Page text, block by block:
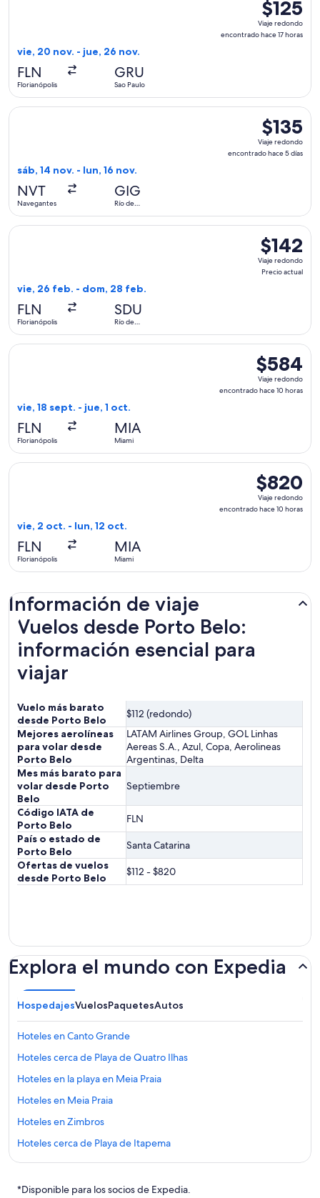
$125
Viaje
redondo,
$125
Viaje redondo
encontrado hace 17 horas
vie, 20 nov. - jue, 26 nov.
FLN
Florianópolis
GRU
Sao Paulo
$135
Viaje
redondo,
$135
Viaje redondo
encontrado hace 5 días
sáb, 14 nov. - lun, 16 nov.
NVT
Navegantes
GIG
Río de
Seleccionar vuelo de LATAM Airlines Group, con salida el
$142
Viaje
redondo,
$142
Viaje redondo
Precio actual
vie, 26 feb. - dom, 28 feb.
FLN
Florianópolis
SDU
Río de
Seleccionar vuelo de LATAM Airlines Group, con salida el
$584
Viaje
redondo,
$584
Viaje redondo
encontrado hace 10 horas
vie, 18 sept. - jue, 1 oct.
FLN
Florianópolis
MIA
Miami
Seleccionar vuelo de Copa, con salida el vie, 18 sept.
$820
Viaje
redondo,
$820
Viaje redondo
encontrado hace 10 horas
vie, 2 oct. - lun, 12 oct.
FLN
Florianópolis
MIA
Miami
Seleccionar vuelo de Delta, con salida el vie, 2 oct. desde
Información de viaje
Vuelos desde Porto Belo:
información esencial para
viajar
Vuelo más barato
desde Porto Belo
$112 (redondo)
Mejores aerolíneas
para volar desde
Porto Belo
LATAM Airlines Group, GOL Linhas
Aereas S.A., Azul, Copa, Aerolineas
Argentinas, Delta
Mes más barato para
volar desde Porto
Belo
Septiembre
Código IATA de
Porto Belo
FLN
País o estado de
Porto Belo
Santa Catarina
Ofertas de vuelos
desde Porto Belo
$112 - $820
Explora el mundo con Expedia
HospedajesVuelosPaquetesAutos
Hoteles en Canto Grande
Hoteles cerca de Playa de Quatro Ilhas
Hoteles en la playa en Meia Praia
Hoteles en Meia Praia
Hoteles en Zimbros
Hoteles cerca de Playa de Itapema
Hoteles en Andorinha
Apartamentos en Perequê
*Disponible para los socios de Expedia.